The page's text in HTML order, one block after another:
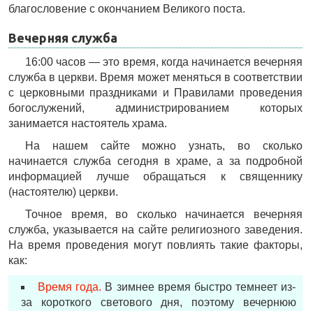
благословение с окончанием Великого поста.
Вечерняя служба
16:00 часов — это время, когда начинается вечерняя
служба в церкви. Время может меняться в соответствии
с церковными праздниками и Правилами проведения
богослужений, администрированием которых
занимается настоятель храма.
На нашем сайте можно узнать, во сколько
начинается служба сегодня в храме, а за подробной
информацией лучше обращаться к священнику
(настоятелю) церкви.
Точное время, во сколько начинается вечерняя
служба, указывается на сайте религиозного заведения.
На время проведения могут повлиять такие факторы,
как:
Время года. В зимнее время быстро темнеет из-
за короткого светового дня, поэтому вечернюю